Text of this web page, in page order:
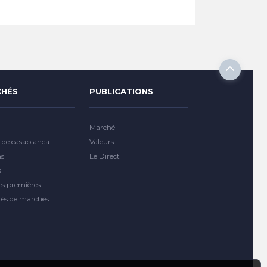
de casablanca
premières
de marchés
PUBLICATIONS
Marché
Valeurs
Le Direct